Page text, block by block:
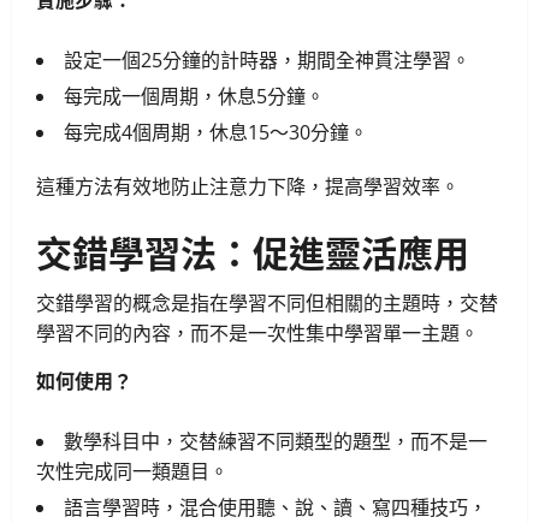
設定一個25分鐘的計時器，期間全神貫注學習。
每完成一個周期，休息5分鐘。
每完成4個周期，休息15～30分鐘。
這種方法有效地防止注意力下降，提高學習效率。
交錯學習法：促進靈活應用
交錯學習的概念是指在學習不同但相關的主題時，交替
學習不同的內容，而不是一次性集中學習單一主題。
如何使用？
數學科目中，交替練習不同類型的題型，而不是一
次性完成同一類題目。
語言學習時，混合使用聽、說、讀、寫四種技巧，